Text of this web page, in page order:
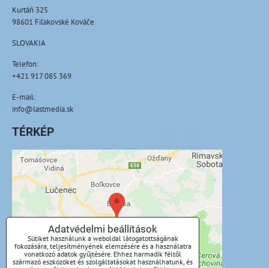
Kurtáň 325
98601 Fiľakovské Kováče
SLOVAKIA
Telefon:
+421 917 085 369
E-mail:
info@lastmedia.sk
TÉRKÉP
A külső tartalom blokkolva van az
adatvédelmi beállítások által
Külső tartalmat szeretne betölteni?
Engedélyezze egyszer
Adatvédelmi beállítások
Sütiket használunk a weboldal látogatottságának
fokozására, teljesítményének elemzésére és a használatra
vonatkozó adatok gyűjtésére. Ehhez harmadik féltől
származó eszközöket és szolgáltatásokat használhatunk, és